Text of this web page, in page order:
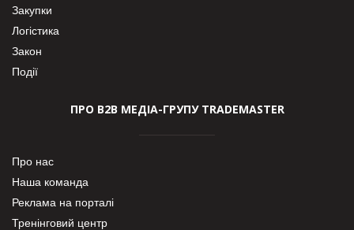
Закупки
Логістика
Закон
Події
ПРО В2В МЕДІА-ГРУПУ TRADEMASTER
Про нас
Наша команда
Реклама на порталі
Тренінговий центр